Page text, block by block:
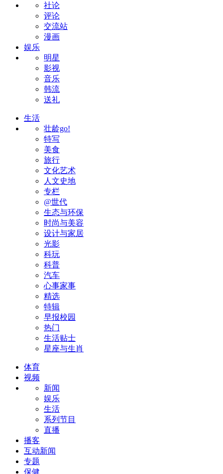
社论
评论
交流站
漫画
娱乐
明星
影视
音乐
韩流
送礼
生活
壮龄go!
特写
美食
旅行
文化艺术
人文史地
专栏
@世代
生态与环保
时尚与美容
设计与家居
光影
科玩
科普
汽车
心事家事
精选
特辑
早报校园
热门
生活贴士
星座与生肖
体育
视频
新闻
娱乐
生活
系列节目
直播
播客
互动新闻
专题
保健